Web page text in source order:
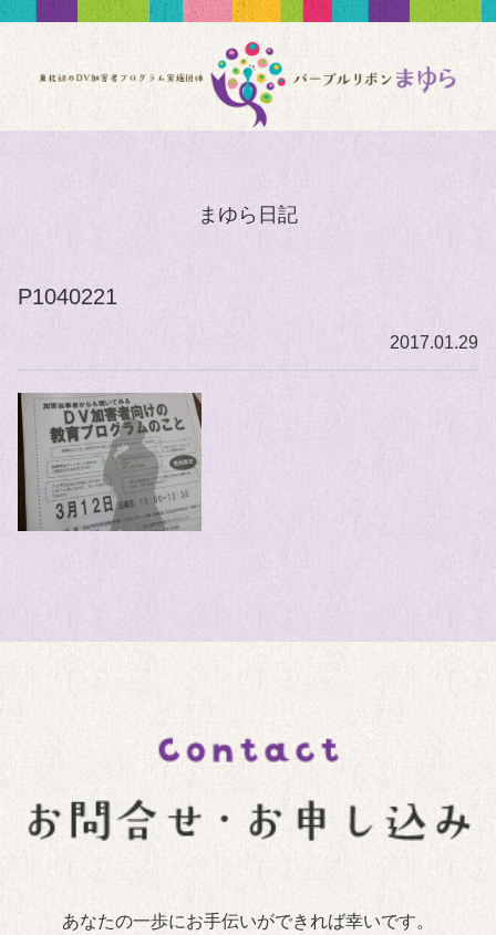
まゆら日記
P1040221
2017.01.29
あなたの一歩にお手伝いができれば幸いです。